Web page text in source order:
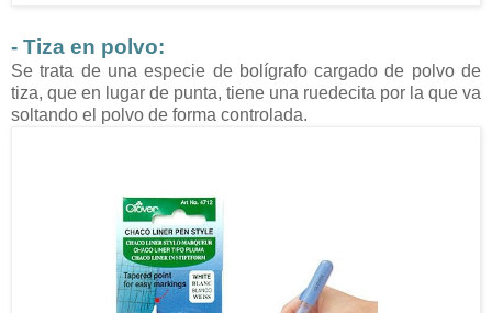
- Tiza en polvo:
Se trata de una especie de bolígrafo cargado de polvo de
tiza, que en lugar de punta, tiene una ruedecita por la que va
soltando el polvo de forma controlada.